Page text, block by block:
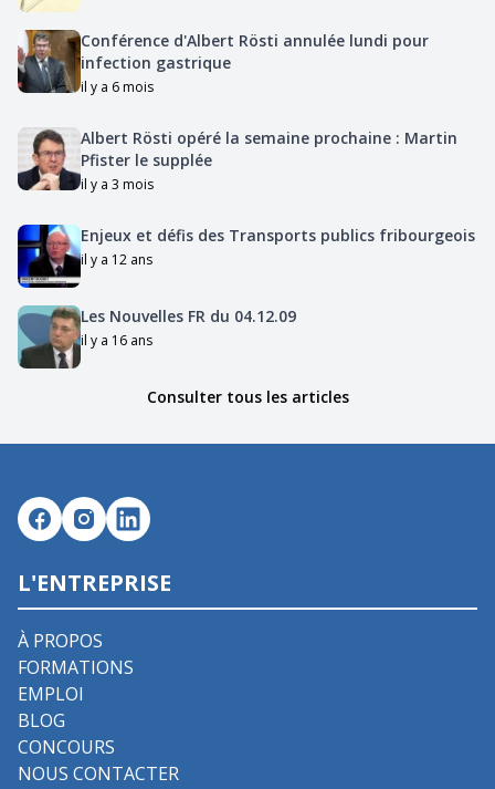
Conférence d'Albert Rösti annulée lundi pour
infection gastrique
il y a 6 mois
Albert Rösti opéré la semaine prochaine : Martin
Pfister le supplée
il y a 3 mois
Enjeux et défis des Transports publics fribourgeois
il y a 12 ans
Les Nouvelles FR du 04.12.09
il y a 16 ans
Consulter tous les articles
L'ENTREPRISE
À PROPOS
FORMATIONS
EMPLOI
BLOG
CONCOURS
NOUS CONTACTER